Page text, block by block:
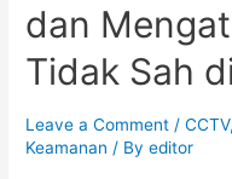
dan
Tidak Sah
Leave a Comment /CCTV,
Keamanan / Byeditor